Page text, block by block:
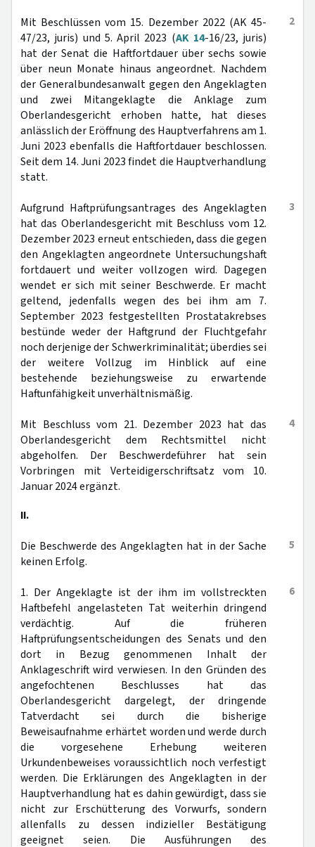
2
Mit Beschlüssen vom 15. Dezember 2022 (AK 45-
47/23, juris) und 5. April 2023 (AK 14-16/23, juris)
hat der Senat die Haftfortdauer über sechs sowie
über neun Monate hinaus angeordnet. Nachdem
der Generalbundesanwalt gegen den Angeklagten
und zwei Mitangeklagte die Anklage zum
Oberlandesgericht erhoben hatte, hat dieses
anlässlich der Eröffnung des Hauptverfahrens am 1.
Juni 2023 ebenfalls die Haftfortdauer beschlossen.
Seit dem 14. Juni 2023 findet die Hauptverhandlung
statt.
3
Aufgrund Haftprüfungsantrages des Angeklagten
hat das Oberlandesgericht mit Beschluss vom 12.
Dezember 2023 erneut entschieden, dass die gegen
den Angeklagten angeordnete Untersuchungshaft
fortdauert und weiter vollzogen wird. Dagegen
wendet er sich mit seiner Beschwerde. Er macht
geltend, jedenfalls wegen des bei ihm am 7.
September 2023 festgestellten Prostatakrebses
bestünde weder der Haftgrund der Fluchtgefahr
noch derjenige der Schwerkriminalität; überdies sei
der weitere Vollzug im Hinblick auf eine
bestehende beziehungsweise zu erwartende
Haftunfähigkeit unverhältnismäßig.
4
Mit Beschluss vom 21. Dezember 2023 hat das
Oberlandesgericht dem Rechtsmittel nicht
abgeholfen. Der Beschwerdeführer hat sein
Vorbringen mit Verteidigerschriftsatz vom 10.
Januar 2024 ergänzt.
II.
5
Die Beschwerde des Angeklagten hat in der Sache
keinen Erfolg.
6
1. Der Angeklagte ist der ihm im vollstreckten
Haftbefehl angelasteten Tat weiterhin dringend
verdächtig. Auf die früheren
Haftprüfungsentscheidungen des Senats und den
dort in Bezug genommenen Inhalt der
Anklageschrift wird verwiesen. In den Gründen des
angefochtenen Beschlusses hat das
Oberlandesgericht dargelegt, der dringende
Tatverdacht sei durch die bisherige
Beweisaufnahme erhärtet worden und werde durch
die vorgesehene Erhebung weiteren
Urkundenbeweises voraussichtlich noch verfestigt
werden. Die Erklärungen des Angeklagten in der
Hauptverhandlung hat es dahin gewürdigt, dass sie
nicht zur Erschütterung des Vorwurfs, sondern
allenfalls zu dessen indizieller Bestätigung
geeignet seien. Die Ausführungen des